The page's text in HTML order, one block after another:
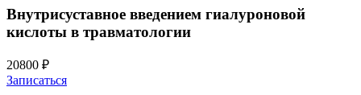
Внутрисуставное введением гиалуроновой
кислоты в травматологии
20800 ₽
Записаться